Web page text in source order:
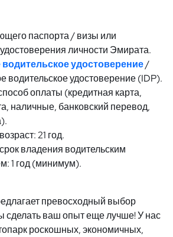
паспорта / визы или
личности Эмирата.
удостоверение/
водительское удостоверение (IDP).
оплаты (кредитная карта,
наличные, банковский перевод,
21 год.
владения водительским
1 год (минимум).
превосходный выбор
сделать ваш опыт еще лучше! У нас
роскошных, экономичных,